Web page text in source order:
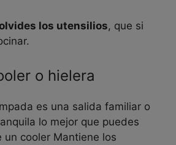
los utensilios, que si
o hielera
es una salida familiar o
lo mejor que puedes
un cooler Mantiene los